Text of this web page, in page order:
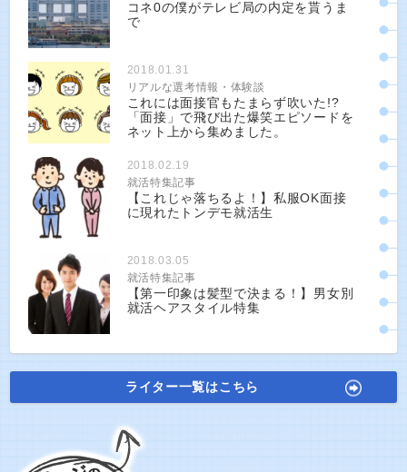
コネ0の僕がテレビ局の内定を貰うま
で
2018.01.31
リアルな選考情報・体験談
これには面接官もたまらず吹いた!?
「面接」で飛び出た爆笑エピソードを
ネット上から集めました。
2018.02.19
就活特集記事
【これじゃ落ちるよ！】私服OK面接
に現れたトンデモ就活生
2018.03.05
就活特集記事
【第一印象は髪型で決まる！】男女別
就活ヘアスタイル特集
ライター一覧はこちら